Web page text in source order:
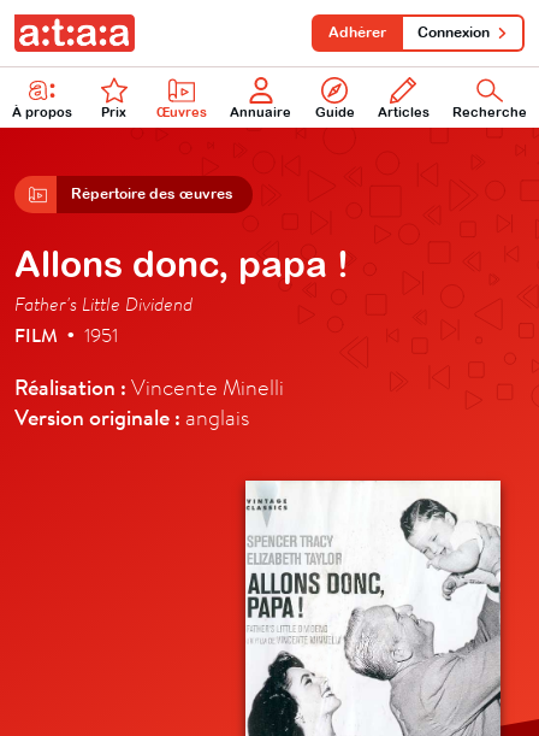
À propos Prix Œuvres Annuaire Guide Articles Recherche
Adhérer Connexion
Répertoire des œuvres
Allons donc, papa !
Father's Little Dividend
FILM • 1951
Réalisation : Vincente Minelli
Version originale : anglais